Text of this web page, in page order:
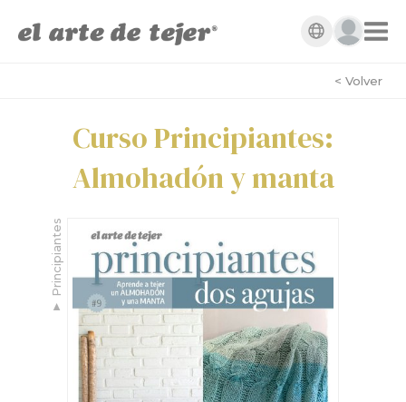
< Volver
Curso Principiantes:
Almohadón y manta
▼
Principiantes